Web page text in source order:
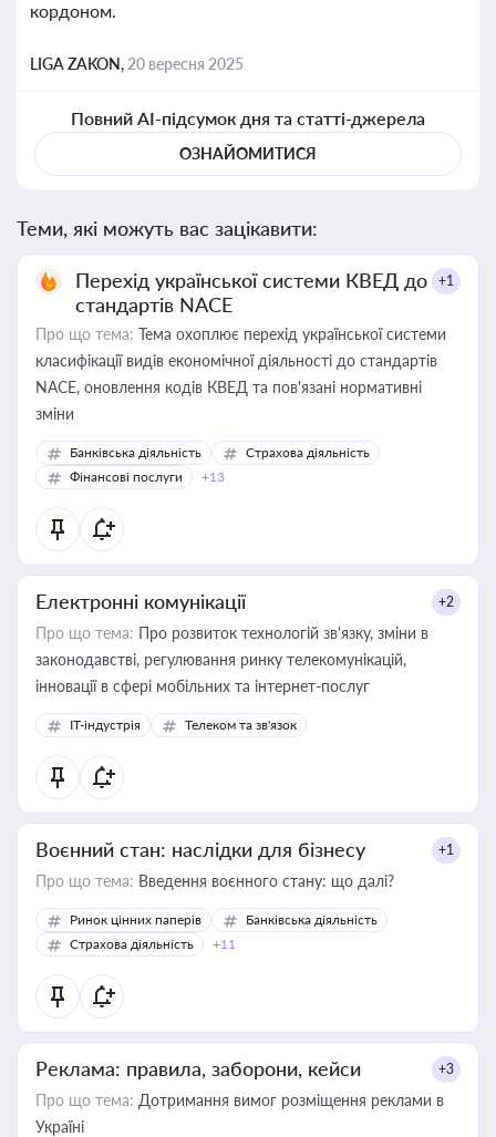
кордоном.
LIGA ZAKON, 20 вересня 2025
Повний AI-підсумок дня та статті-джерела
ОЗНАЙОМИТИСЯ
Теми, які можуть вас зацікавити:
Перехід української системи КВЕД до
стандартів NACE
+1
Про що тема: Тема охоплює перехід української системи
класифікації видів економічної діяльності до стандартів
NACE, оновлення кодів КВЕД та пов'язані нормативні
зміни
Банківська діяльність
Страхова діяльність
Фінансові послуги
+13
Електронні комунікації +2
Про що тема: Про розвиток технологій зв'язку, зміни в
законодавстві, регулювання ринку телекомунікацій,
інновації в сфері мобільних та інтернет-послуг
IT-індустрія Телеком та зв'язок
Воєнний стан: наслідки для бізнесу +1
Про що тема: Введення воєнного стану: що далі?
Ринок цінних паперів
Банківська діяльність
Страхова діяльність
+11
Реклама: правила, заборони, кейси +3
Про що тема: Дотримання вимог розміщення реклами в
Україні